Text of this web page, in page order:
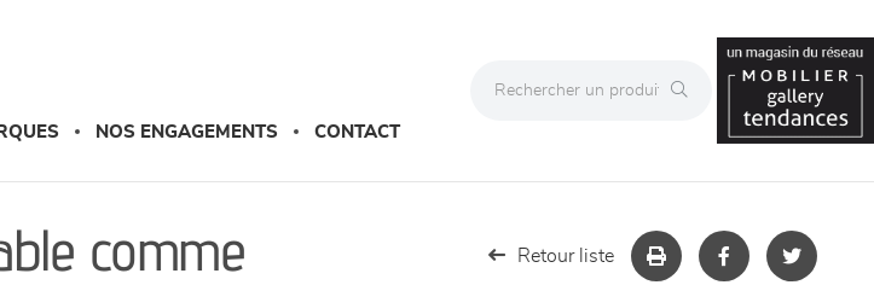
NOS ENGAGEMENTS CONTACT
comme
Retour liste